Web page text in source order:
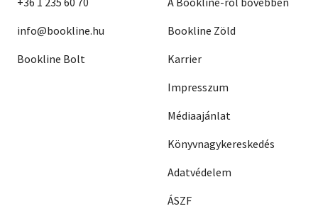
info@bookline.hu
Bookline Bolt
Bookline Zöld
Karrier
Impresszum
Médiaajánlat
Könyvnagykereskedés
Adatvédelem
ÁSZF